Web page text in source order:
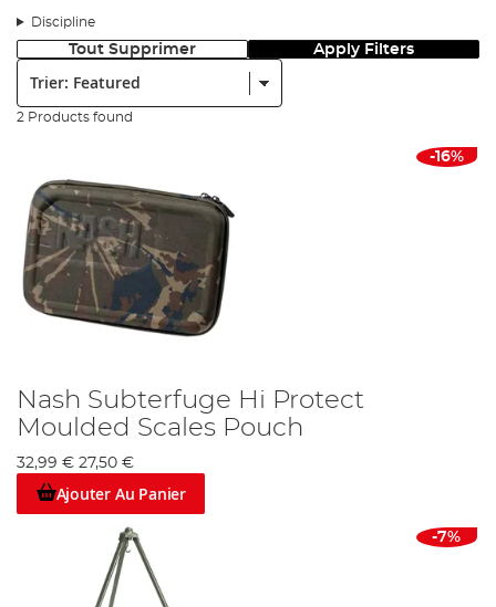
Discipline
Tout Supprimer Apply Filters
2 Products found
-16%
Nash Subterfuge Hi Protect
Moulded Scales Pouch
32,99 € 27,50 €
Ajouter Au Panier
-7%